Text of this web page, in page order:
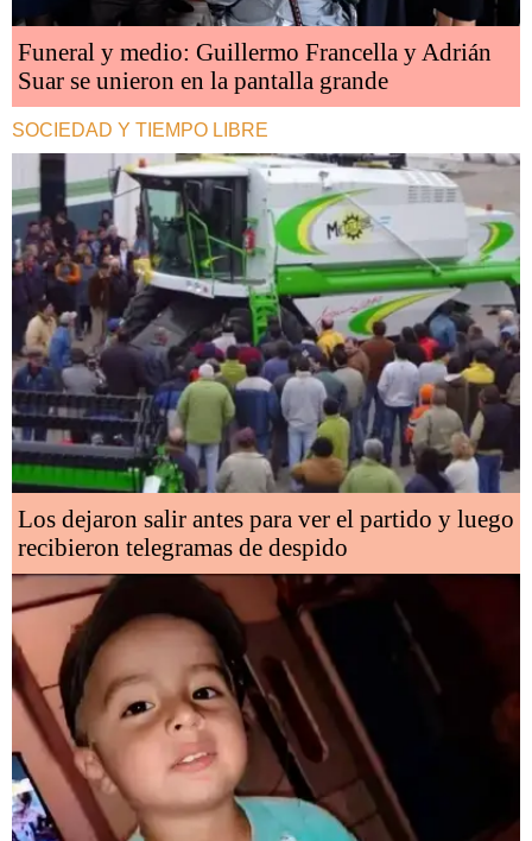
Funeral y medio: Guillermo Francella y Adrián
Suar se unieron en la pantalla grande
SOCIEDAD Y TIEMPO LIBRE
Los dejaron salir antes para ver el partido y luego
recibieron telegramas de despido